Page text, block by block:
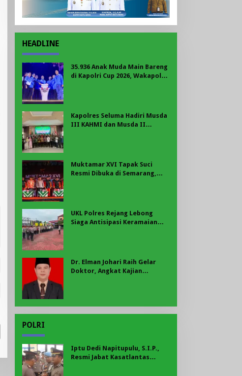
HEADLINE
35.936 Anak Muda Main Bareng
di Kapolri Cup 2026, Wakapolri:
Kapolres Seluma Hadiri Musda
III KAHMI dan Musda II
Muktamar XVI Tapak Suci
Resmi Dibuka di Semarang,
UKL Polres Rejang Lebong
Siaga Antisipasi Keramaian
Dr. Elman Johari Raih Gelar
Doktor, Angkat Kajian
POLRI
Iptu Dedi Napitupulu, S.I.P.,
Resmi Jabat Kasatlantas